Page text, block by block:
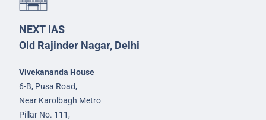
NEXT IAS
Old Rajinder Nagar, Delhi
Vivekananda House
6-B, Pusa Road,
Near Karolbagh Metro
Pillar No. 111,